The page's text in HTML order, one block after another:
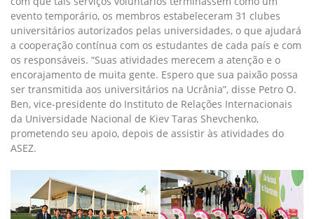
evento temporário, os membros estabeleceram 31 clubes
universitários autorizados pelas universidades, o que ajudará
a cooperação contínua com os estudantes de cada país e com
os responsáveis. “Suas atividades merecem a atenção e o
encorajamento de muita gente. Espero que sua paixão possa
ser transmitida aos universitários na Ucrânia”, disse Petro O.
Ben, vice-presidente do Instituto de Relações Internacionais
da Universidade Nacional de Kiev Taras Shevchenko,
prometendo seu apoio, depois de assistir às atividades do
ASEZ.